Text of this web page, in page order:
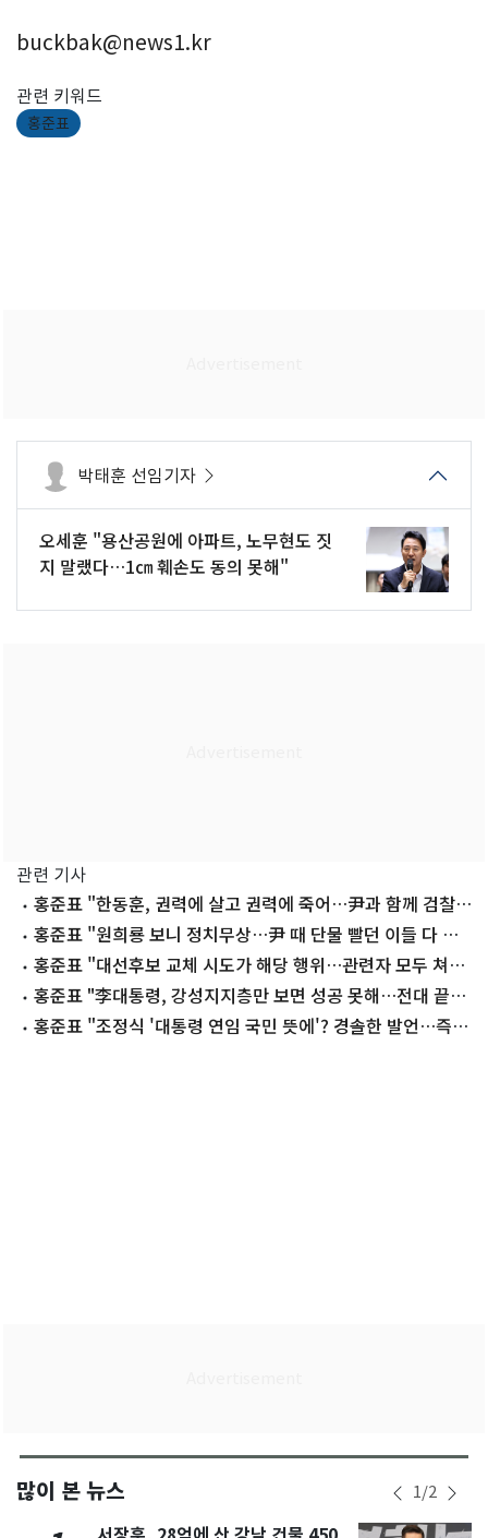
buckbak@news1.kr
관련 키워드
홍준표
박태훈 선임기자
오세훈 "용산공원에 아파트, 노무현도 짓
지 말랬다…1㎝ 훼손도 동의 못해"
관련 기사
홍준표 "한동훈, 권력에 살고 권력에 죽어…尹과 함께 검찰
문닫게 해"
홍준표 "원희룡 보니 정치무상…尹 때 단물 빨던 이들 다 어
디 갔나"
홍준표 "대선후보 교체 시도가 해당 행위…관련자 모두 쳐내
야"홍준표 "李대통령, 강성지지층만 보면 성공 못해…전대 끝나
면 잘 하길"
홍준표 "조정식 '대통령 연임 국민 뜻에'? 경솔한 발언…즉시
많이 본 뉴스 1/2